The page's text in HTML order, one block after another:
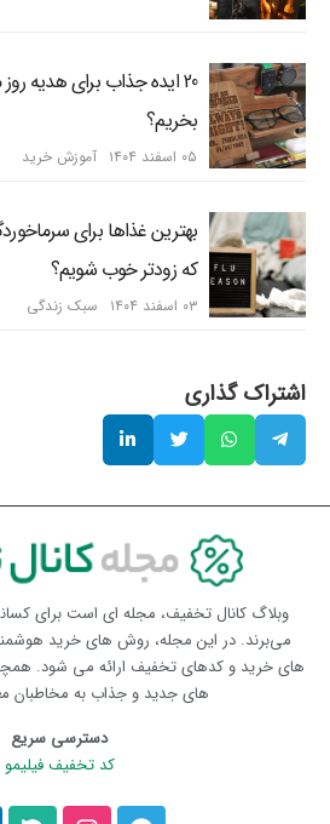
20 ایده جذاب برای هدیه
بخریم؟
۰۵ اسفند ۱۴۰۴ آموزش خرید
بهترین غذاها برای
که زودتر خوب شویم؟
۰۳ اسفند ۱۴۰۴ سبک زندگی
اشتراک گذاری
وبلاگ کانال تخفیف، مجله ای است برای
می‌برند. در این مجله، روش های خرید
های خرید و کدهای تخفیف ارائه می شود.
های جدید و جذاب به مخاطبان
دسترسی سریع
کد تخفیف فیلیمو